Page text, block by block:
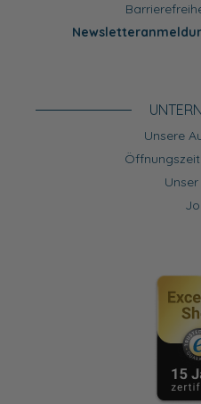
Unsere